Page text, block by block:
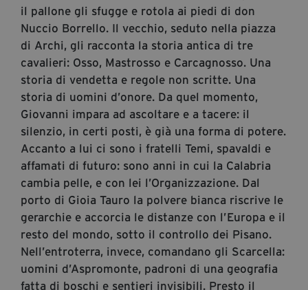
+39 346 954 4078
il pallone gli sfugge e rotola ai piedi di don
Nuccio Borrello. Il vecchio, seduto nella piazza
di Archi, gli racconta la storia antica di tre
cavalieri: Osso, Mastrosso e Carcagnosso. Una
storia di vendetta e regole non scritte. Una
storia di uomini d’onore. Da quel momento,
Giovanni impara ad ascoltare e a tacere: il
silenzio, in certi posti, è già una forma di potere.
Accanto a lui ci sono i fratelli Temi, spavaldi e
affamati di futuro: sono anni in cui la Calabria
cambia pelle, e con lei l’Organizzazione. Dal
porto di Gioia Tauro la polvere bianca riscrive le
gerarchie e accorcia le distanze con l’Europa e il
resto del mondo, sotto il controllo dei Pisano.
Nell’entroterra, invece, comandano gli Scarcella:
uomini d’Aspromonte, padroni di una geografia
fatta di boschi e sentieri invisibili. Presto il